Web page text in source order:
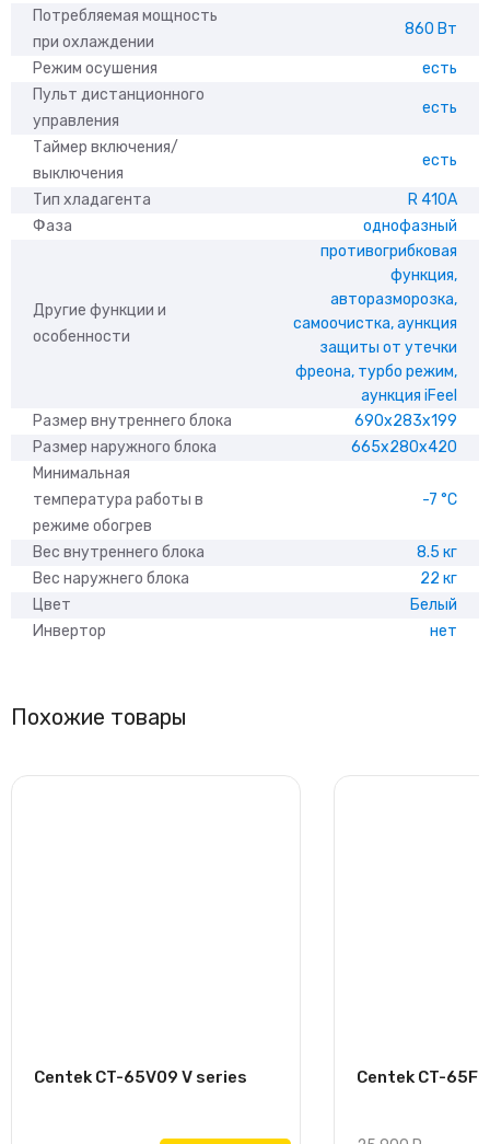
Потребляемая мощность
при охлаждении
860 Вт
Режим осушения
есть
Пульт дистанционного
управления
есть
Таймер включения/
выключения
есть
Тип хладагента
R 410A
Фаза
однофазный
Другие функции и
особенности
противогрибковая
функция,
авторазморозка,
самоочистка, aункция
защиты от утечки
фреона, турбо режим,
aункция iFeel
Размер внутреннего блока
690x283x199
Размер наружного блока
665x280x420
Минимальная
температура работы в
режиме обогрев
-7 °С
Вес внутреннего блока
8.5 кг
Вес наружнего блока
22 кг
Цвет
Белый
Инвертор
нет
Похожие товары
Centek CT-65V09 V series Centek CT-